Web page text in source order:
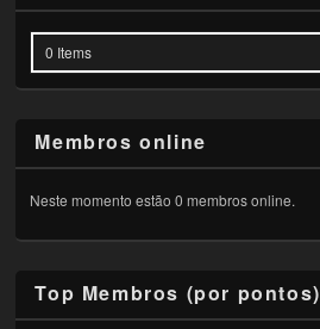
0 Items
Membros online
Neste momento estão 0 membros online.
Top Membros (por pontos)